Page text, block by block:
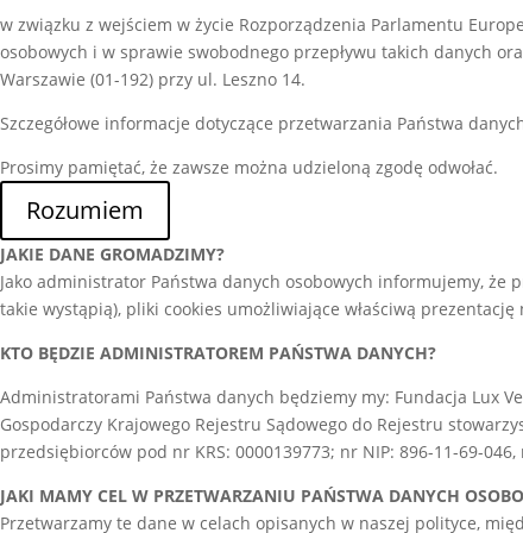
w związku z wejściem w życie Rozporządzenia Parlamentu
osobowych i w sprawie swobodnego przepływu takich danych
Warszawie (01-192) przy ul. Leszno 14.
Szczegółowe informacje dotyczące przetwarzania Państwa
Prosimy pamiętać, że zawsze można udzieloną zgodę odwołać.
Rozumiem
JAKIE DANE GROMADZIMY?
Jako administrator Państwa danych osobowych informujemy, że
takie wystąpią), pliki cookies umożliwiające właściwą prezentację
KTO BĘDZIE ADMINISTRATOREM PAŃSTWA DANYCH?
Administratorami Państwa danych będziemy my: Fundacja Lux
Gospodarczy Krajowego Rejestru Sądowego do Rejestru
przedsiębiorców pod nr KRS: 0000139773; nr NIP: 896-11-69-046,
JAKI MAMY CEL W PRZETWARZANIU PAŃSTWA DANYCH
Przetwarzamy te dane w celach opisanych w naszej polityce,